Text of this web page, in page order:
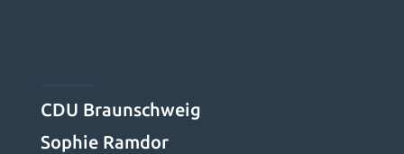
CDU Braunschweig
Sophie Ramdor